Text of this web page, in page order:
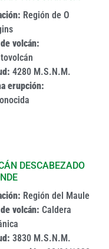
Región de O
volcán:
4280 M.S.N.M.
erupción:
DESCABEZADO
Región del Maule
volcán: Caldera
3830 M.S.N.M.